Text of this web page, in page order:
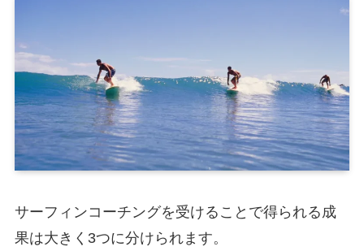
サーフィンコーチングを受けることで得られる成
果は大きく3つに分けられます。